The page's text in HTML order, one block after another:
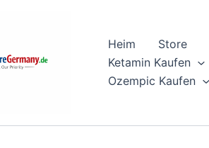
Heim Store
Ketamin Kaufen
Ozempic Kaufen